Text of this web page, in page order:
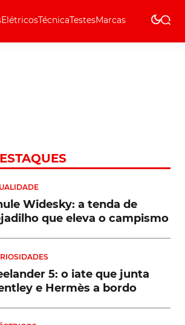
ElétricosTécnicaTestesMarcas
Widesky: a tenda de
que eleva o campismo
5: o iate que junta
e Hermès a bordo